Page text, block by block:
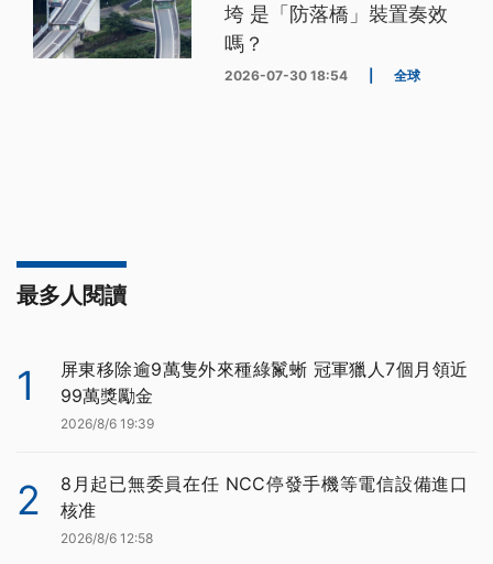
垮 是「防落橋」裝置奏效
嗎？
2026-07-30 18:54 全球
最多人閱讀
1
屏東移除逾9萬隻外來種綠鬣蜥 冠軍獵人7個月領近
99萬獎勵金
2026/8/6 19:39
2
8月起已無委員在任 NCC停發手機等電信設備進口
核准
2026/8/6 12:58